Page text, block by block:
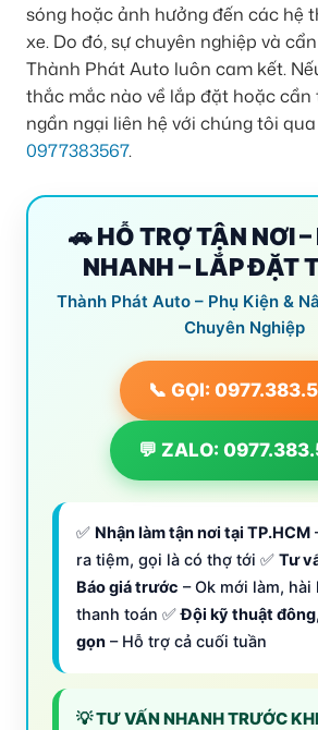
sóng hoặc ảnh hưởng đến các hệ
xe. Do đó, sự chuyên nghiệp và
Thành Phát Auto luôn cam kết.
thắc mắc nào về lắp đặt hoặc cần
ngần ngại liên hệ với chúng tôi
0977383567.
🚗 HỖ TRỢ TẬN NƠI
NHANH – LẮP ĐẶT
Thành Phát Auto – Phụ Kiện &
Chuyên Nghiệp
📞 GỌI:
💬 ZALO:
✅ Nhận làm tận nơi tại TP.HCM
ra tiệm, gọi là có thợ tới ✅ Tư
Báo giá trước – Ok mới làm, hài
thanh toán ✅Đội kỹ thuật
gọn – Hỗ trợ cả cuối tuần
💡 TƯ VẤN NHANH TRƯỚC